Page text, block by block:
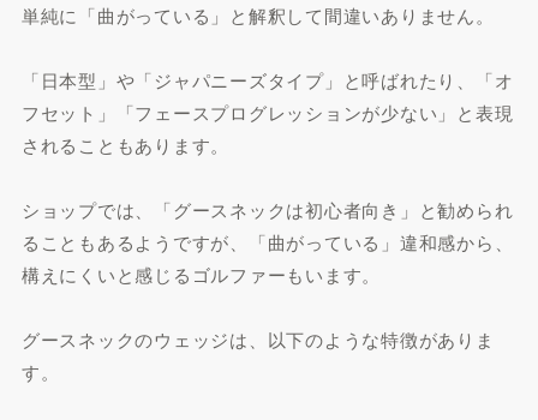
単純に「曲がっている」と解釈して間違いありません。
「日本型」や「ジャパニーズタイプ」と呼ばれたり、「オ
フセット」「フェースプログレッションが少ない」と表現
されることもあります。
ショップでは、「グースネックは初心者向き」と勧められ
ることもあるようですが、「曲がっている」違和感から、
構えにくいと感じるゴルファーもいます。
グースネックのウェッジは、以下のような特徴がありま
す。